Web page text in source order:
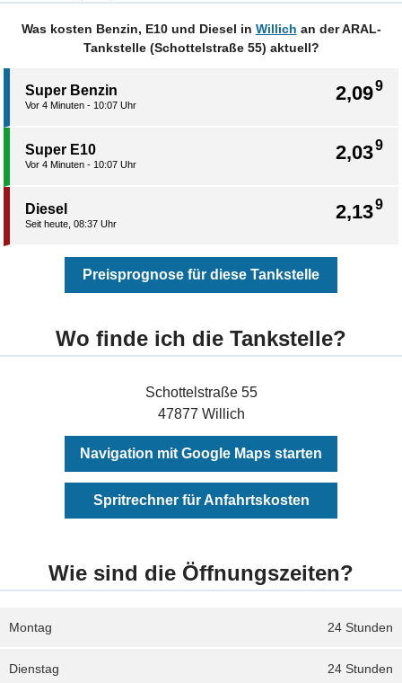
Was kosten Benzin, E10 und Diesel in Willich an der ARAL-
Tankstelle (Schottelstraße 55) aktuell?
2,099
Super Benzin
Vor 4 Minuten - 10:07 Uhr
2,039
Super E10
Vor 4 Minuten - 10:07 Uhr
2,139
Diesel
Seit heute, 08:37 Uhr
Preisprognose für diese Tankstelle
Wo finde ich die Tankstelle?
Schottelstraße 55
47877 Willich
Navigation mit Google Maps starten
Spritrechner für Anfahrtskosten
Wie sind die Öffnungszeiten?
24 Stunden
Montag
24 Stunden
Dienstag